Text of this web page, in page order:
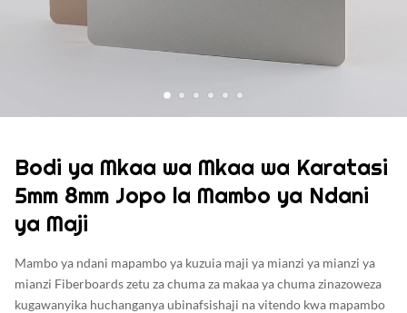
Bodi ya Mkaa wa Mkaa wa Karatasi
5mm 8mm Jopo la Mambo ya Ndani
ya Maji
Mambo ya ndani mapambo ya kuzuia maji ya mianzi ya mianzi ya
mianzi Fiberboards zetu za chuma za makaa ya chuma zinazoweza
kugawanyika huchanganya ubinafsishaji na vitendo kwa mapambo